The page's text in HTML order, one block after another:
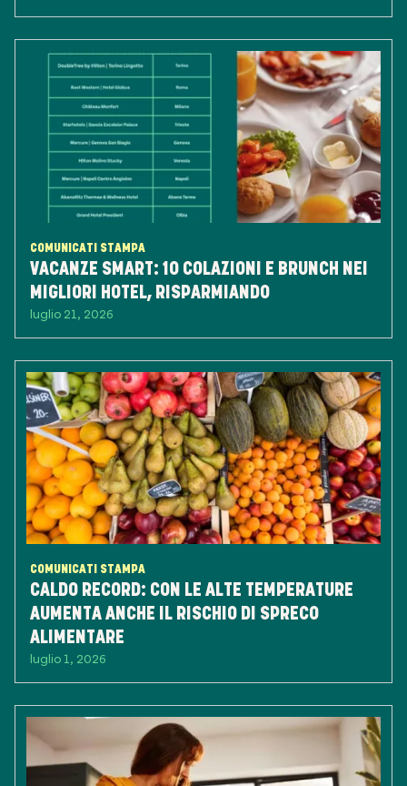
COMUNICATI STAMPA
VACANZE SMART: 10 COLAZIONI E BRUNCH NEI
MIGLIORI HOTEL, RISPARMIANDO
luglio 21, 2026
COMUNICATI STAMPA
CALDO RECORD: CON LE ALTE TEMPERATURE
AUMENTA ANCHE IL RISCHIO DI SPRECO
ALIMENTARE
luglio 1, 2026